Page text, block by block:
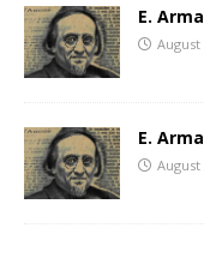
E.
August
E.
August